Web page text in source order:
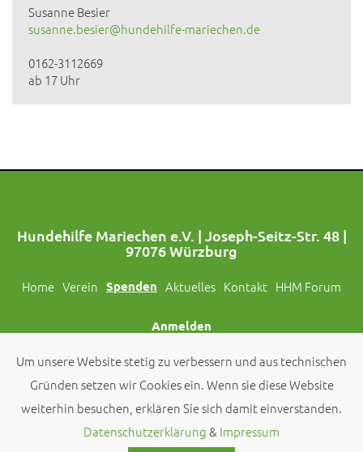
Susanne Besier
susanne.besier@hundehilfe-mariechen.de
0162-3112669
ab 17 Uhr
Hundehilfe Mariechen e.V. | Joseph-Seitz-Str. 48 |
97076 Würzburg
Home Verein Spenden Aktuelles Kontakt HHM Forum
Anmelden
Folgt uns auch auf Social Media!
© 2026 byHundehilfe Mariechen e.V.
Um unsere Website stetig zu verbessern und aus technischen
Gründen setzen wir Cookies ein. Wenn sie diese Website
weiterhin besuchen, erklären Sie sich damit einverstanden.
Datenschutzerklärung& Impressum